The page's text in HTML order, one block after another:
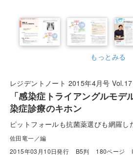
もっとみる
レジデントノート 2015年4月号
「感染症トライアングルモデ
染症診療のキホン
ピットフォールも抗菌薬選びも網羅し
佐田竜一／編
2015年03月10日発行
B5判 180ページ